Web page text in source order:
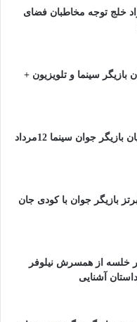
خلج توجه مخاطبان فضای
بازیگر سینما و تلویزیون +
درگذشت مریم همتیان بازیگر جوان سینما 12مرداد
بازیگر جوان با کودی جان
خلسه از همسرش نیلوفر
آشنایی